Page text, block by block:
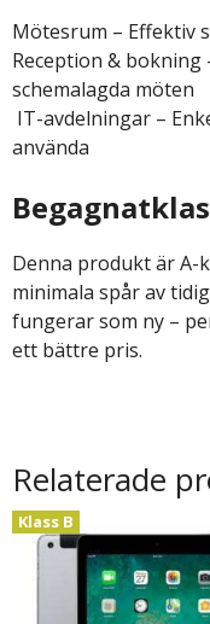
Mötesrum – Effektiv
Reception &
schemalagda möten
IT-avdelningar –
använda
Denna produkt är A-
minimala spår av
fungerar som ny –
ett bättre pris.
Relaterade
Klass B